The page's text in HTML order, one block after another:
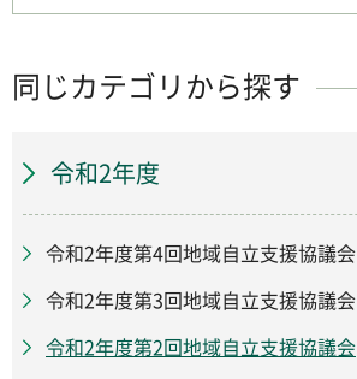
同じカテゴリから探す
令和2年度
令和2年度第4回地域自立支援協議会
令和2年度第3回地域自立支援協議会
令和2年度第2回地域自立支援協議会